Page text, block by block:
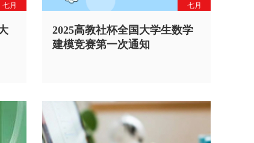
七月 七月
2025高教社杯全国大学生数学
建模竞赛第一次通知